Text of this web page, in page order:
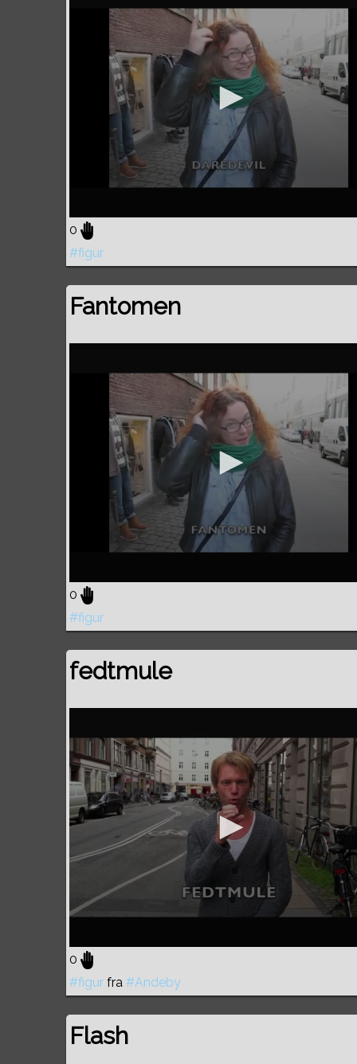
0
#figur
Fantomen
0
#figur
fedtmule
0
#figur fra #Andeby
Flash